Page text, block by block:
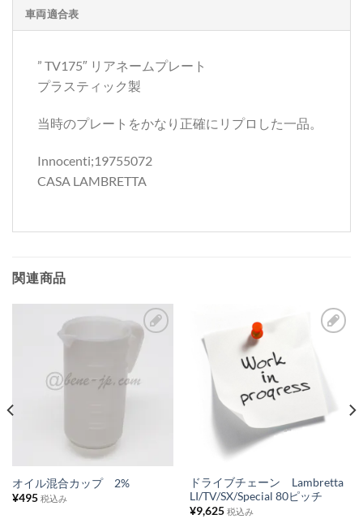
車両適合表
” TV175″ リアネームプレート
プラスティック製
当時のプレートをかなり正確にリプロした一品。
Innocenti;19755072
CASA LAMBRETTA
関連商品
お
オイル混合カップ 2%
¥495 税込み
入
ス
ト
ドライブチェーン Lambretta
LI/TV/SX/Special 80ピッチ
¥9,625 税込み